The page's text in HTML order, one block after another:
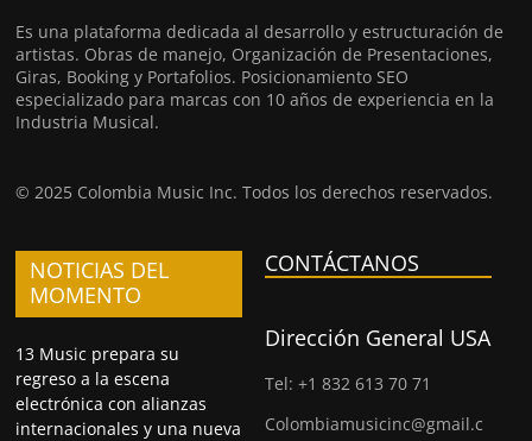
Es una plataforma dedicada al desarrollo y estructuración de
artistas. Obras de manejo, Organización de Presentaciones,
Giras, Booking y Portafolios. Posicionamiento SEO
especializado para marcas con 10 años de experiencia en la
Industria Musical.
© 2025 Colombia Music Inc. Todos los derechos reservados.
NOTICIAS DEL
MOMENTO
13 Music prepara su
regreso a la escena
electrónica con alianzas
internacionales y una nueva
CONTÁCTANOS
Dirección General USA
Tel: +1 832 613 70 71
Colombiamusicinc@gmail.c